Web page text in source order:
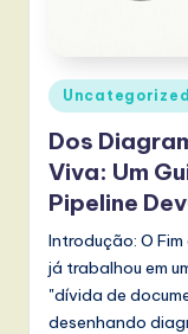
u
g
u
e
s
e
-
Posted
in
Uncategorized
Dos
Viva: Um
Pipeline
Introdução: O
já trabalhou em
"dívida de
desenhando